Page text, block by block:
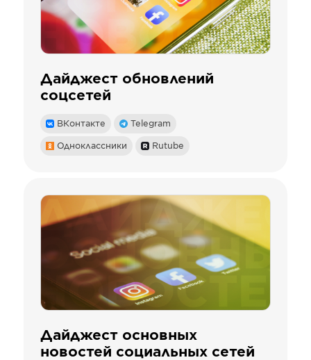
Дайджест обновлений
соцсетей
ВКонтакте Telegram
Одноклассники Rutube
Дайджест основных
новостей социальных сетей